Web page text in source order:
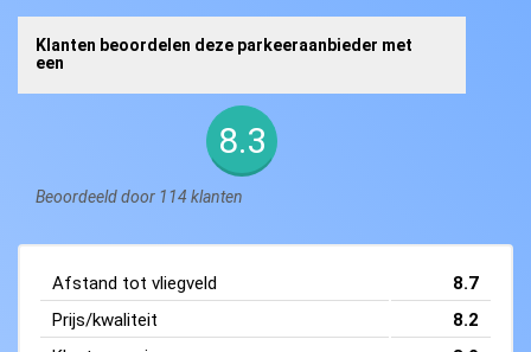
Klanten beoordelen deze parkeeraanbieder met
een
8.3
Beoordeeld door 114 klanten
Afstand tot vliegveld
8.7
Prijs/kwaliteit
8.2